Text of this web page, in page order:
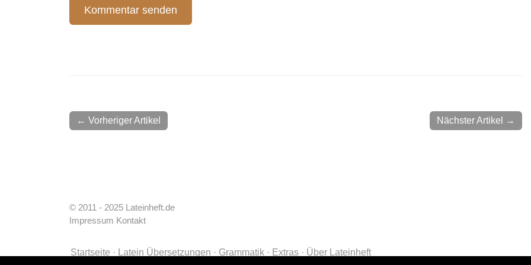
Nächster Artikel →
← Vorheriger Artikel
© 2011 - 2025 Lateinheft.de
Impressum Kontakt
Startseite Latein Übersetzungen Grammatik Extras Über Lateinheft